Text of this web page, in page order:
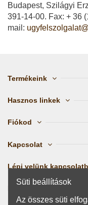
Budapest, Szilágyi
391-14-00. Fax: + 36
mail:
Termékeink
Hasznos linkek
Fiókod
Kapcsolat
Lépj velünk
Süti beállítások
Az összes süti